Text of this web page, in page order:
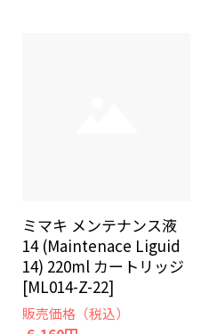
ミマキ メンテナンス液
14 (Maintenace Liguid
14) 220ml カートリッジ
[ML014-Z-22]
販売価格（税込）